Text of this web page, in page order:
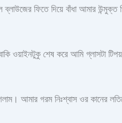
ফিতে দিয়ে বাঁধা আমার
ওয়াইনটুকু শেষ করে আমি গ্লাসটা
আমার গরম নিঃশ্বাস ওর কানের